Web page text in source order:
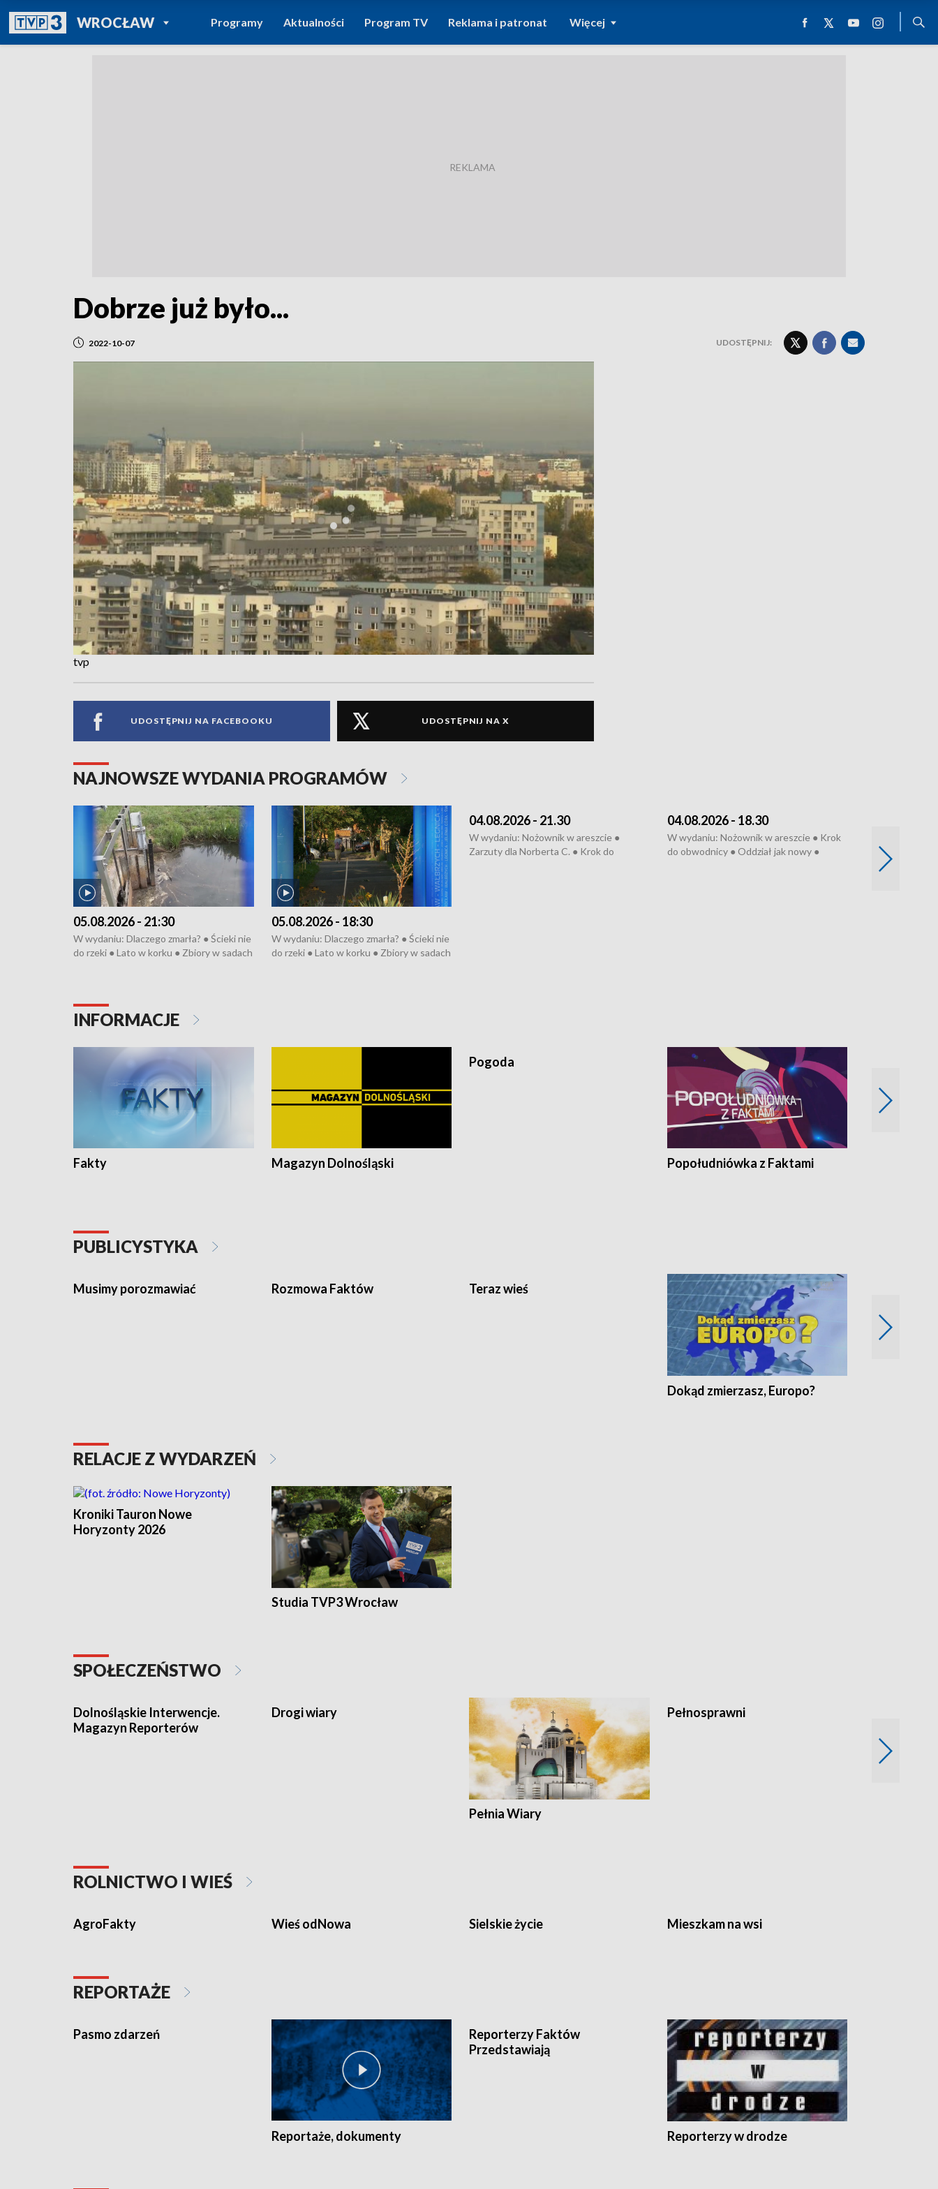
WROCŁAWPOWRÓT DO
TVP REGIONY
Programy Aktualności Program TV Reklama i patronat Więcej
Dobrze już było...
2022-10-07 UDOSTĘPNIJ:
tvp
UDOSTĘPNIJ NA FACEBOOKU UDOSTĘPNIJ NA X
NAJNOWSZE WYDANIA PROGRAMÓW
05.08.2026 - 21:30
W wydaniu: Dlaczego zmarła? ● Ścieki nie
do rzeki ● Lato w korku ● Zbiory w sadach
05.08.2026 - 18:30
W wydaniu: Dlaczego zmarła? ● Ścieki nie
do rzeki ● Lato w korku ● Zbiory w sadach
04.08.2026 - 21.30
W wydaniu: Nożownik w areszcie ●
Zarzuty dla Norberta C. ● Krok do
04.08.2026 - 18.30
W wydaniu: Nożownik w areszcie ● Krok
do obwodnicy ● Oddział jak nowy ●
Wjechał na
● Węzły do
INFORMACJE
Fakty Magazyn Dolnośląski
Pogoda
Popołudniówka z Faktami
PUBLICYSTYKA
Musimy porozmawiać Rozmowa Faktów Teraz wieś
Dokąd zmierzasz, Europo?
RELACJE Z WYDARZEŃ
Kroniki Tauron Nowe
Horyzonty 2026
Studia TVP3 Wrocław
SPOŁECZEŃSTWO
Dolnośląskie Interwencje.
Magazyn Reporterów
Drogi wiary
Pełnia Wiary
Pełnosprawni
ROLNICTWO I WIEŚ
AgroFakty Wieś odNowa Sielskie życie Mieszkam na wsi
REPORTAŻE
Pasmo zdarzeń
Reportaże, dokumenty
Reporterzy Faktów
Przedstawiają
Reporterzy w drodze